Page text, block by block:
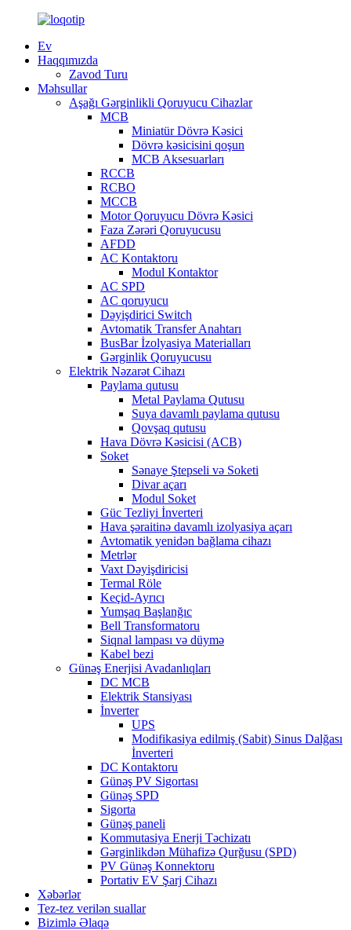
Ev
Haqqımızda
Zavod Turu
Məhsullar
Aşağı Gərginlikli Qoruyucu Cihazlar
MCB
Miniatür Dövrə Kəsici
Dövrə kəsicisini qoşun
MCB Aksesuarları
RCCB
RCBO
MCCB
Motor Qoruyucu Dövrə Kəsici
Faza Zərəri Qoruyucusu
AFDD
AC Kontaktoru
Modul Kontaktor
AC SPD
AC qoruyucu
Dəyişdirici Switch
Avtomatik Transfer Anahtarı
BusBar İzolyasiya Materialları
Gərginlik Qoruyucusu
Elektrik Nəzarət Cihazı
Paylama qutusu
Metal Paylama Qutusu
Suya davamlı paylama qutusu
Qovşaq qutusu
Hava Dövrə Kəsicisi (ACB)
Soket
Sənaye Ştepseli və Soketi
Divar açarı
Modul Soket
Güc Tezliyi İnverteri
Hava şəraitinə davamlı izolyasiya açarı
Avtomatik yenidən bağlama cihazı
Metrlər
Vaxt Dəyişdiricisi
Termal Röle
Keçid-Ayrıcı
Yumşaq Başlanğıc
Bell Transformatoru
Siqnal lampası və düymə
Kabel bezi
Günəş Enerjisi Avadanlıqları
DC MCB
Elektrik Stansiyası
İnverter
UPS
Modifikasiya edilmiş (Sabit) Sinus Dalğası
İnverteri
DC Kontaktoru
Günəş PV Sigortası
Günəş SPD
Sigorta
Günəş paneli
Kommutasiya Enerji Təchizatı
Gərginlikdən Mühafizə Qurğusu (SPD)
PV Günəş Konnektoru
Portativ EV Şarj Cihazı
Xəbərlər
Tez-tez verilən suallar
Bizimlə Əlaqə